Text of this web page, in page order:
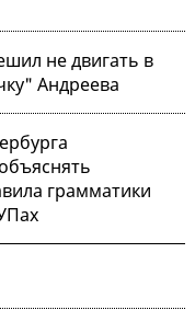
не двигать в
Андреева
грамматики